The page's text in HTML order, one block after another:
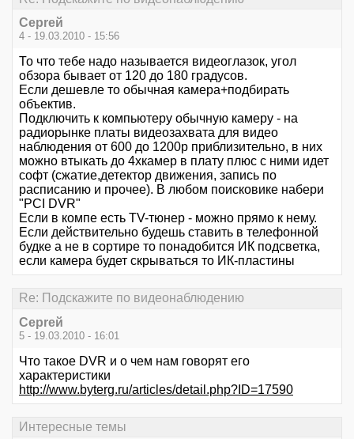
Серrей
4 - 19.03.2010 - 15:56
То что тебе надо называется видеоглазок, угол
обзора бывает от 120 до 180 градусов.
Если дешевле то обычная камера+подбирать
объектив.
Подключить к компьютеру обычную камеру - на
радиорынке платы видеозахвата для видео
наблюдения от 600 до 1200р приблизительно, в них
можно втыкать до 4хкамер в плату плюс с ними идет
софт (сжатие,детектор движения, запись по
расписанию и прочее). В любом поисковике набери
"PCI DVR"
Если в компе есть TV-тюнер - можно прямо к нему.
Если действительно будешь ставить в телефонной
будке а не в сортире то понадобится ИК подсветка,
если камера будет скрываться то ИК-пластины
Re: Подскажите по видеонаблюдению
Серrей
5 - 19.03.2010 - 16:01
Что такое DVR и о чем нам говорят его
характеристики
http://www.byterg.ru/articles/detail.php?ID=17590
Интересные темы